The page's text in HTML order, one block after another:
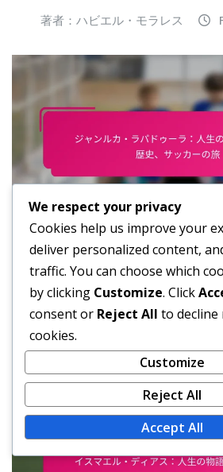
著者：ハビエル・モラレス
プレイヤーの経歴
ジャンルカ・ラパドゥー
語、家族の歴史、サッカ
著者：ハビエル・モラレス
We respect your privacy
Cookies help us improve your
deliver personalized content,
traffic. You can choose which
by clicking Customize. Click
consent or Reject All to decline
cookies.
Customize
Reject All
Accept All